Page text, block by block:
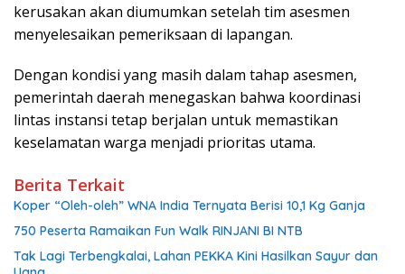
kerusakan akan diumumkan setelah tim asesmen
menyelesaikan pemeriksaan di lapangan.
Dengan kondisi yang masih dalam tahap asesmen,
pemerintah daerah menegaskan bahwa koordinasi
lintas instansi tetap berjalan untuk memastikan
keselamatan warga menjadi prioritas utama.
Berita Terkait
Koper “Oleh-oleh” WNA India Ternyata Berisi 10,1 Kg Ganja
750 Peserta Ramaikan Fun Walk RINJANI BI NTB
Tak Lagi Terbengkalai, Lahan PEKKA Kini Hasilkan Sayur dan